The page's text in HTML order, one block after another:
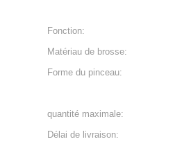
Fonction:
Matériau de brosse:
Forme du pinceau:
quantité maximale:
Délai de livraison: